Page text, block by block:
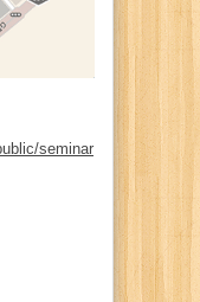
seminar